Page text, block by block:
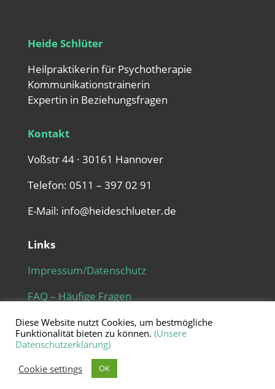
Heide Schlüter
Heilpraktikerin für Psychotherapie
Kommunikationstrainerin
Expertin in Beziehungsfragen
Kontakt
Voßstr 44 · 30161 Hannover
Telefon: 0511 – 397 02 91
E-Mail: info@heideschlueter.de
Links
Impressum/Datenschutz
FAQ – Häufige Fragen
Diese Website nutzt Cookies, um bestmögliche
Funktionalität bieten zu können. (Unsere
Datenschutzerklärung)
Cookie settings
OK